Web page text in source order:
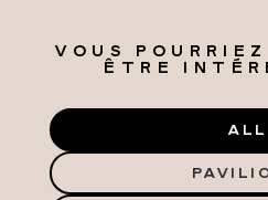
VOUS
ÊTRE
ALL